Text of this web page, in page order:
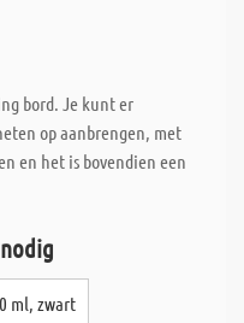
bord. Je kunt er
op aanbrengen, met
en het is bovendien een
ml, zwart